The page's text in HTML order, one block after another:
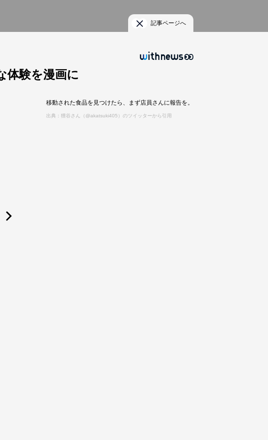
記事ページへ
験を漫画に
移動された食品を見つけたら、まず店員さんに報告を。
出典：狸谷さん（@akatsuki405）のツイッターから引用